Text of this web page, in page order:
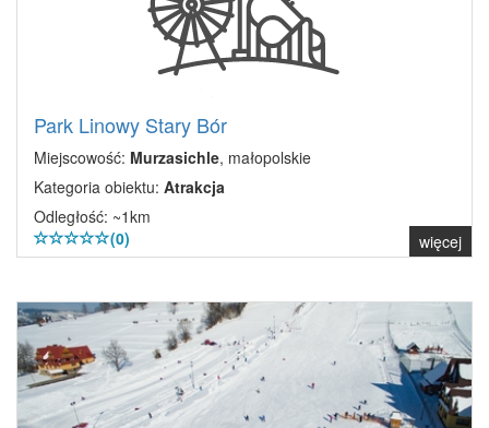
Park Linowy Stary Bór
Miejscowość: Murzasichle, małopolskie
Kategoria obiektu: Atrakcja
Odległość: ~1km
(0)
więcej